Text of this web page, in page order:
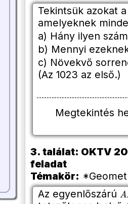
Tekintsük azokat
amelyeknek
a) Hány ilyen
b) Mennyi
c) Növekvő
(Az 1023 az első.)
Megtekintés
3. találat: OKTV
feladat
Témakör:
Az egyenlőszárú A